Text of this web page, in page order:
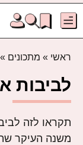
ראשי » מתכונים »
לביבות
תקראו לזה
משנה העיקר